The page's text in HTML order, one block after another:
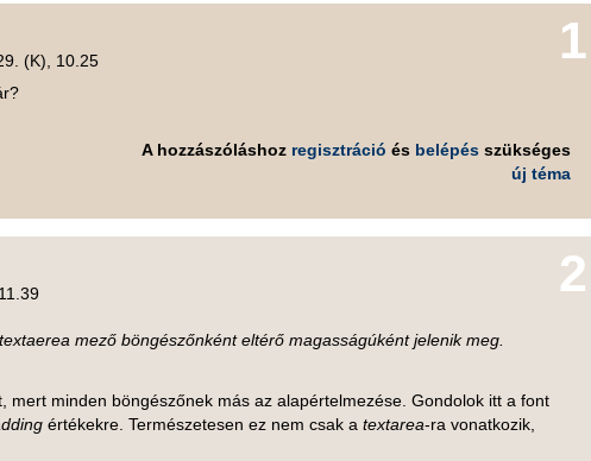
1
(K), 10.25
A hozzászóláshoz regisztráció és belépésszükséges
új téma
2
mező böngészőnként eltérő magasságúként jelenik meg.
mert minden böngészőnek más az alapértelmezése. Gondolok itt a font
értékekre. Természetesen ez nem csak a textarea-ra vonatkozik,